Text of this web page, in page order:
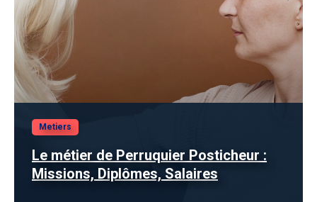
Metiers
Le métier de Perruquier Posticheur :
Missions, Diplômes, Salaires